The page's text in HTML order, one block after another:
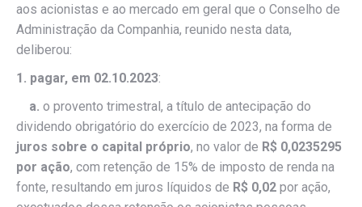
aos acionistas e ao mercado em geral que o Conselho de
Administração da Companhia, reunido nesta data,
deliberou:
1. pagar, em 02.10.2023:
a. o provento trimestral, a título de antecipação do
dividendo obrigatório do exercício de 2023, na forma de
juros sobre o capital próprio, no valor de R$ 0,0235295
por ação, com retenção de 15% de imposto de renda na
fonte, resultando em juros líquidos de R$ 0,02 por ação,